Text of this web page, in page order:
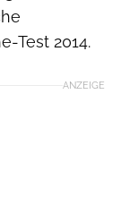
Test 2014.
ANZEIGE